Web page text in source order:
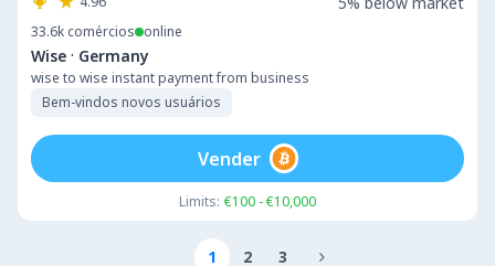
33.6k comércios online
Wise · Germany
wise to wise instant payment from business
Bem-vindos novos usuários
Limits: €100 - €10,000
Vender
1 2 3 